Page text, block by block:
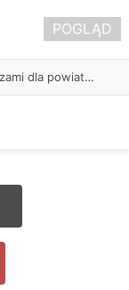
Ostrzeżenie drugiego stopnia przed burzami dla powiatu radomszczańskiego
POGLĄD